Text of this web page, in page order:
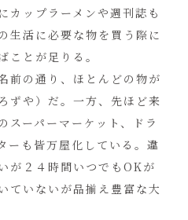
カップラーメンや週刊誌も
生活に必要な物を買う際に
ことが足りる。
前の通り、ほとんどの物が
ずや）だ。一方、先ほど来
スーパーマーケット、ドラ
ーも皆万屋化している。違
が２４時間いつでもOKが
ていないが品揃え豊富な大